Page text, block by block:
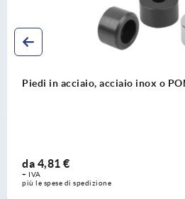
Piedi in acciaio, acciaio inox o POM
da4,81 €
+ IVA
più le spese di spedizione